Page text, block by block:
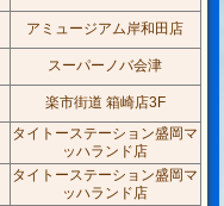
アミュージアム岸和田店
スーパーノバ会津
楽市街道 箱崎店3F
タイトーステーション盛岡マ
ッハランド店
タイトーステーション盛岡マ
ッハランド店